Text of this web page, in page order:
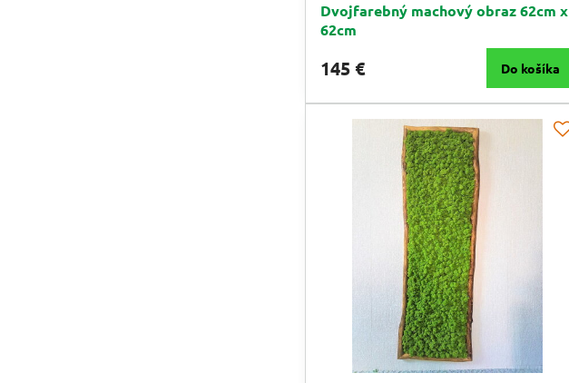
Dvojfarebný machový obraz 62cm x
62cm
145 € Do košíka